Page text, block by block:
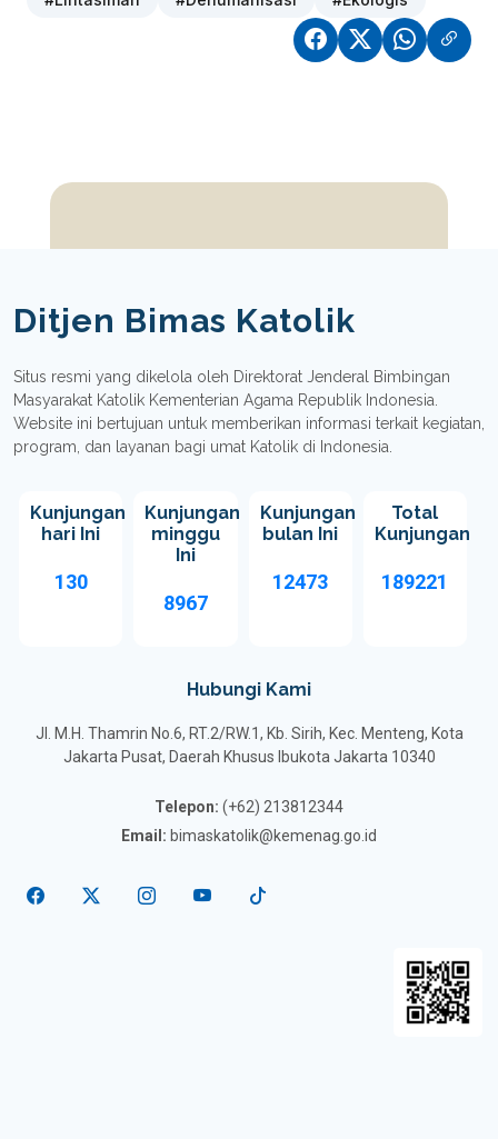
Ditjen Bimas Katolik
Situs resmi yang dikelola oleh Direktorat Jenderal Bimbingan
Masyarakat Katolik Kementerian Agama Republik Indonesia.
Website ini bertujuan untuk memberikan informasi terkait kegiatan,
program, dan layanan bagi umat Katolik di Indonesia.
Kunjungan
hari Ini
130
Kunjungan
minggu
Ini
8967
Kunjungan
bulan Ini
12473
Total
Kunjungan
189221
Hubungi Kami
Jl. M.H. Thamrin No.6, RT.2/RW.1, Kb. Sirih, Kec. Menteng, Kota
Jakarta Pusat, Daerah Khusus Ibukota Jakarta 10340
Telepon: (+62) 213812344
Email: bimaskatolik@kemenag.go.id